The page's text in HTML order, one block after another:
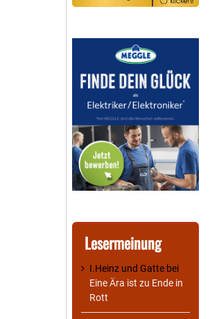
Lesermeinung
I.Heinz und Gatte bei
Eine Ära ist zu Ende in
Rott